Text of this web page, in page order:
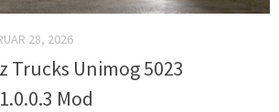
28, 2026
Trucks Unimog 5023
Mod